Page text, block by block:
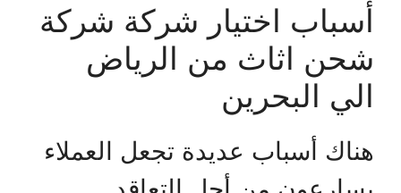
أسباب اختيار شركة شركة
شحن اثاث من الرياض
الي البحرين
هناك أسباب عديدة تجعل العملاء